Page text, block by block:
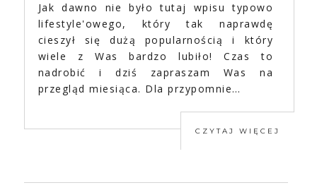
Jak dawno nie było tutaj wpisu typowo
lifestyle'owego, który tak naprawdę
cieszył się dużą popularnością i który
wiele z Was bardzo lubiło! Czas to
nadrobić i dziś zapraszam Was na
przegląd miesiąca. Dla przypomnie…
CZYTAJ WIĘCEJ